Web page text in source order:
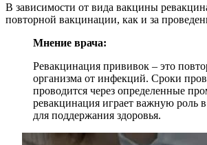
В зависимости от вида вакцины
повторной вакцинации, как и за
Мнение врача:
Ревакцинация прививок – это
организма от инфекций. Сроки
проводится через определенные
ревакцинация играет важную роль
для поддержания здоровья.